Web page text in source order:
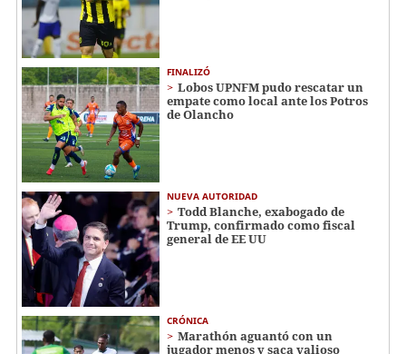
FINALIZÓ
Lobos UPNFM pudo rescatar un
empate como local ante los Potros
de Olancho
NUEVA AUTORIDAD
Todd Blanche, exabogado de
Trump, confirmado como fiscal
general de EE UU
CRÓNICA
Marathón aguantó con un
jugador menos y saca valioso